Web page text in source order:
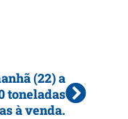
(22) a
toneladas
à venda.